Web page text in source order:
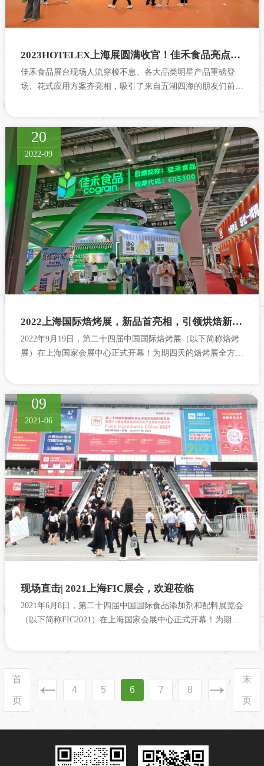
2023HOTELEX上海展圆满收官！佳禾食品亮点频现、实力出圈！
佳禾食品展台现场人流穿梭不息、各大品类明星产品重磅登
场、花式应用方案齐亮相，吸引了来自五湖四海的朋友们前来
20
2022-09
2022上海国际焙烤展，新品首亮相，引领烘焙新风尚
2022年9月19日，第二十四届中国国际焙烤展（以下简称焙烤
展）在上海国家会展中心正式开幕！为期四天的焙烤展全方位
09
2021-06
现场直击| 2021上海FIC展会，欢迎莅临
2021年6月8日，第二十四届中国国际食品添加剂和配料展览会
（以下简称FIC2021）在上海国家会展中心正式开幕！为期三
首
页
4 5 6 7 8
末
页